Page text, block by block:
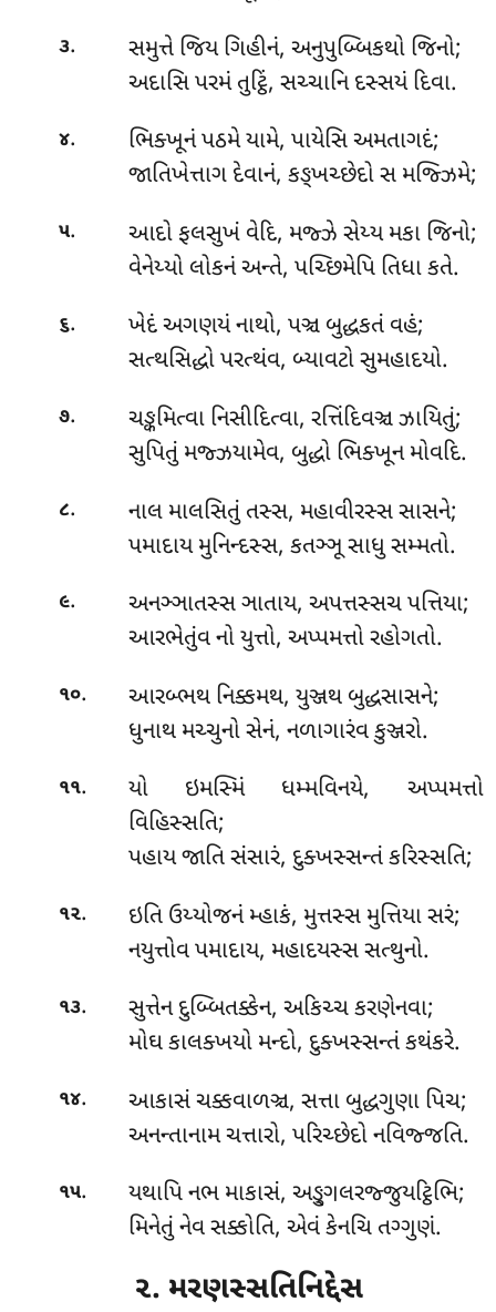
૩. સમુત્તે જિય ગિહીનં, અનુપુબ્બિકથો જિનો;
અદાસિ પરમં તુટ્ઠિં, સચ્ચાનિ દસ્સયં દિવા.
૪. ભિક્ખૂનંપઠમે યામે, પાયેસિ અમતાગદં;
જાતિખેત્તાગ દેવાનં, કઙ્ખચ્છેદો સ મજ્ઝિમે;
૫.
આદો ફલસુખં વેદિ, મજ્ઝે સેય્ય મકા જિનો;
વેનેય્યો લોકનં અન્તે, પચ્છિમેપિ તિધા કતે.
૬. ખેદંઅગણયં નાથો, પઞ્ચ બુદ્ધકતં વહં;
સત્થસિદ્ધો પરત્થંવ, બ્યાવટો સુમહાદયો.
૭.
ચઙ્કમિત્વા નિસીદિત્વા, રત્તિંદિવઞ્ચ ઝાયિતું;
સુપિતું મજ્ઝયામેવ, બુદ્ધો ભિક્ખૂન મોવદિ.
૮. નાલ માલસિતું તસ્સ, મહાવીરસ્સ સાસને;
પમાદાય મુનિન્દસ્સ, કતઞ્ઞૂ સાધુ સમ્મતો.
૯.
અનઞ્ઞાતસ્સ ઞાતાય, અપત્તસ્સચ પત્તિયા;
આરભેતુંવ નો યુત્તો, અપ્પમત્તો રહોગતો.
૧૦. આરબ્ભથ નિક્કમથ, યુઞ્જથ બુદ્ધસાસને;
ધુનાથ મચ્ચુનો સેનં, નળાગારંવ કુઞ્જરો.
૧૧. યો ઇમસ્મિં ધમ્મવિનયે, અપ્પમત્તો
વિહિસ્સતિ;
પહાય જાતિ સંસારં, દુક્ખસ્સન્તં કરિસ્સતિ;
૧૨. ઇતિ ઉય્યોજનં મ્હાકં, મુત્તસ્સ મુત્તિયા સરં;
નયુત્તોવ પમાદાય, મહાદયસ્સ સત્થુનો.
૧૩.
સુત્તેન દુબ્બિતક્કેન, અકિચ્ચ કરણેનવા;
મોઘ કાલક્ખયો મન્દો, દુક્ખસ્સન્તં કથંકરે.
૧૪. આકાસંચક્કવાળઞ્ચ, સત્તા બુદ્ધગુણા પિચ;
અનન્તાનામ ચત્તારો, પરિચ્છેદો નવિજ્જતિ.
૧૫.
યથાપિ નભ માકાસં, અઙ્ગુલરજ્જુયટ્ઠિભિ;
મિનેતું નેવ સક્કોતિ, એવં કેનચિ તગ્ગુણં.
૨. મરણસ્સતિનિદ્દેસ